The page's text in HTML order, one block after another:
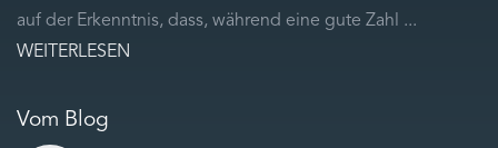
auf der Erkenntnis, dass, während eine gute Zahl ...
WEITERLESEN
Vom Blog